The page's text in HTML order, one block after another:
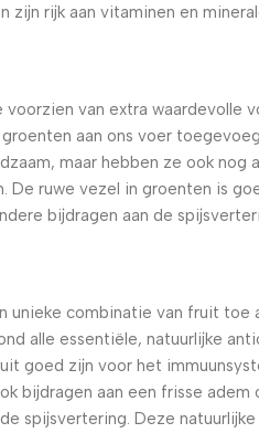
zijn rijk aan vitaminen en
voorzien van extra waardevolle
aan ons voer
maar hebben ze ook nog
De ruwe vezel in groenten is
bijdragen aan de
unieke combinatie van fruit toe
alle essentiële, natuurlijke
goed zijn voor het
bijdragen aan een frisse adem
spijsvertering. Deze